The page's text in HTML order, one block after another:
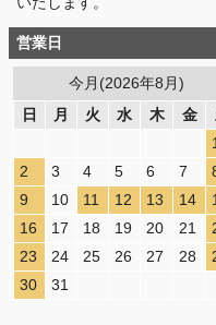
営業日
今月(2026年8月)
日
月 火 水 木 金
1
2
3 4 5 6 7
9
10 11 12 13 14
16
17 18 19 20 21
23
24 25 26 27 28
30
31